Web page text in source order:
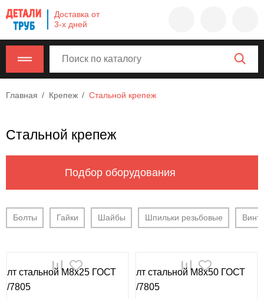
Доставка от
3-х дней
Главная Крепеж Стальной крепеж
Стальной крепеж
Подбор оборудования
Болты Гайки Шайбы Шпильки резьбовые
Company
name
620000,
Москва,
ул.
Калужская,
info@example.com
8-
00-
00